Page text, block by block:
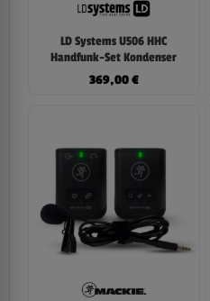
LD Systems U506 HHC
Handfunk-Set Kondenser
369,00€